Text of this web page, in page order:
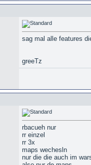
sag mal alle features
greeTz
rbacueh nur
rr einzel
rr 3x
maps wechesln
nur die die auch im